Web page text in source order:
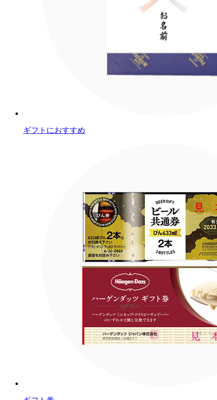
ギフトにおすすめ